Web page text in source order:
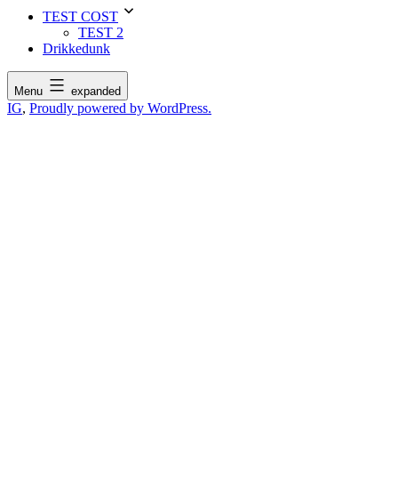
TEST COST
TEST 2
Drikkedunk
Menu expanded
IG, Proudly powered by WordPress.